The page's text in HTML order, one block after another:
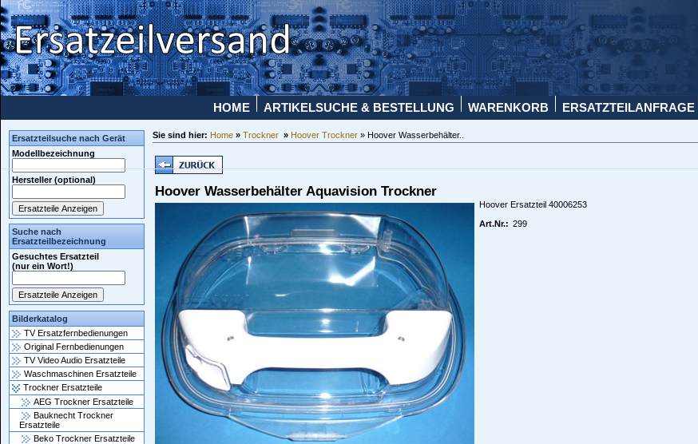
HOME ARTIKELSUCHE & BESTELLUNG WARENKORB ERSATZTEILANFRAGE
Ersatzteilsuche nach Gerät
Modellbezeichnung
Hersteller (optional)
Suche nach
Ersatzteilbezeichnung
Gesuchtes Ersatzteil
(nur ein Wort!)
Bilderkatalog
TV Ersatzfernbedienungen
Original Fernbedienungen
TV Video Audio Ersatzteile
Waschmaschinen Ersatzteile
Trockner Ersatzteile
AEG Trockner Ersatzteile
Bauknecht Trockner
Ersatzteile
Beko Trockner Ersatzteile
Sie sind hier: Home » Trockner » Hoover Trockner » Hoover Wasserbehälter..
Hoover Wasserbehälter Aquavision Trockner
Hoover Ersatzteil 40006253
Art.Nr.: 299